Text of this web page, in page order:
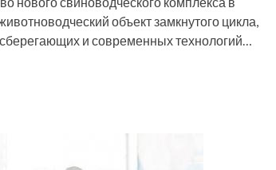
объект замкнутого цикла,
и современных технологий…